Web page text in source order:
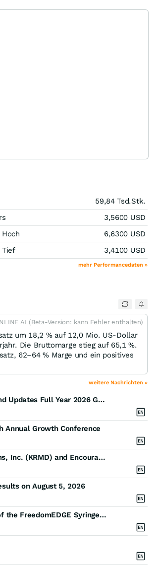
59,84 Tsd.Stk.
3,5600 USD
6,6300 USD
Tief
3,4100 USD
mehr Performancedaten »
AI (Beta-Version: kann Fehler enthalten)
um 18,2 % auf 12,0 Mio. US-Dollar
Die Bruttomarge stieg auf 65,1 %.
62–64 % Marge und ein positives
weitere Nachrichten »
KORU Medical Systems Announces Second Quarter 2026 Results and Updates Full Year 2026 Guidance
Annual Growth Conference
Kaskela Law LLC Announces Investigation of KORU Medical Systems, Inc. (KRMD) and Encourages Long-Term KRMD Shareholders to Contact the Firm
on August 5, 2026
KORU Medical Systems Presents Real World Data on the Benefits of the FreedomEDGE Syringe Infusion System in Infusion Clinics at the 51st Annual Oncology Nursing Society Congress